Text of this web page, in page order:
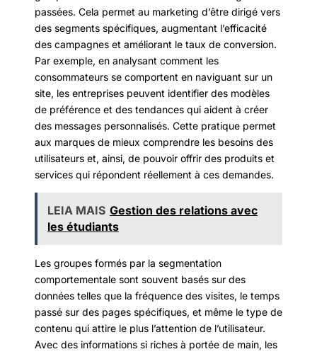
passées. Cela permet au marketing d’être dirigé vers
des segments spécifiques, augmentant l’efficacité
des campagnes et améliorant le taux de conversion.
Par exemple, en analysant comment les
consommateurs se comportent en naviguant sur un
site, les entreprises peuvent identifier des modèles
de préférence et des tendances qui aident à créer
des messages personnalisés. Cette pratique permet
aux marques de mieux comprendre les besoins des
utilisateurs et, ainsi, de pouvoir offrir des produits et
services qui répondent réellement à ces demandes.
LEIA MAIS Gestion des relations avec
les étudiants
Les groupes formés par la segmentation
comportementale sont souvent basés sur des
données telles que la fréquence des visites, le temps
passé sur des pages spécifiques, et même le type de
contenu qui attire le plus l’attention de l’utilisateur.
Avec des informations si riches à portée de main, les